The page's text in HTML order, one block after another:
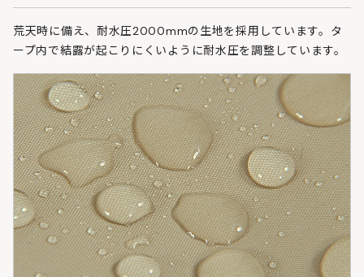
荒天時に備え、耐水圧2000mmの生地を採用しています。タ
ープ内で結露が起こりにくいように耐水圧を調整しています。